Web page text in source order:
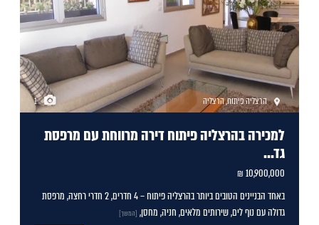
1 הרצליה פיתוח,הרצליה
למכירה בהרצליה פיתוח דירה מרווחת עם מרפסת
גד...
10,900,000 ₪
באחד הבניינים הטובים ביותר בהרצליה פיתוח – 4 חדרים, 2 חדרי רחצה, מרפסת
גדולה עם נוף לים, שירותים מלאים, חניה, מחסן, [המשך]